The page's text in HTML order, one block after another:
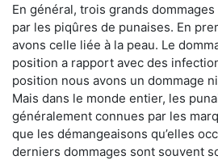
En général, trois grands
par les piqûres de punaises. En
avons celle liée à la peau. Le
position a rapport avec des
position nous avons un dommage
Mais dans le monde entier, les
généralement connues par les
que les démangeaisons qu’elles
derniers dommages sont souvent